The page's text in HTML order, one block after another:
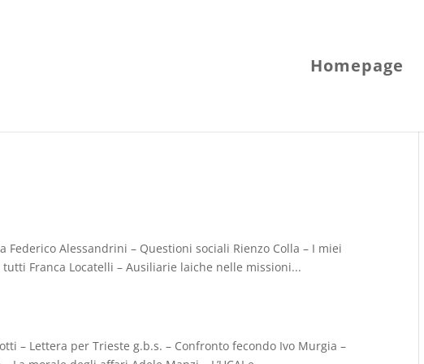
Homepage
Alessandrini – Questioni sociali Rienzo Colla – I miei
Franca Locatelli – Ausiliarie laiche nelle missioni...
– Lettera per Trieste g.b.s. – Confronto fecondo Ivo Murgia –